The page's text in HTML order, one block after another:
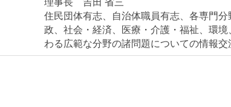
住民団体有志、自治体職員有志、各専門
政、社会・経済、医療・介護・福祉、環
わる広範な分野の諸問題についての情報交